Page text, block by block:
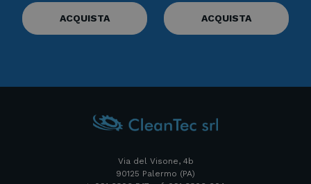
ACQUISTA ACQUISTA
Via del Visone, 4b
90125 Palermo (PA)